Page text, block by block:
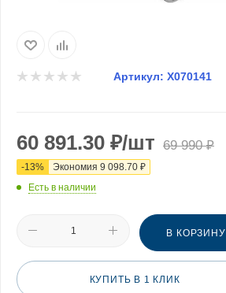
Артикул: X070141
60 891.30 ₽/шт 69 990₽
-13% Экономия 9 098.70 ₽
Есть в наличии
В КОРЗИНУ
КУПИТЬ В 1 КЛИК